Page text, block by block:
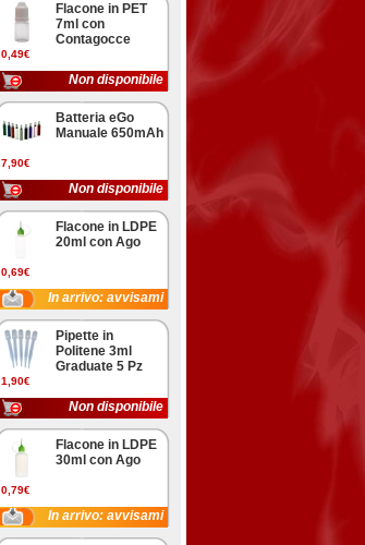
0,49€
Flacone in PET
7ml con
Contagocce
Non disponibile
7,90€
Batteria eGo
Manuale 650mAh
Non disponibile
0,69€
Flacone in LDPE
20ml con Ago
In arrivo: avvisami
1,90€
Pipette in
Politene 3ml
Graduate 5 Pz
Non disponibile
0,79€
Flacone in LDPE
30ml con Ago
In arrivo: avvisami